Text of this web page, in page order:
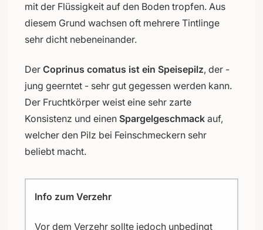
mit der Flüssigkeit auf den Boden tropfen. Aus
diesem Grund wachsen oft mehrere Tintlinge
sehr dicht nebeneinander.
Der Coprinus comatus ist ein Speisepilz, der -
jung geerntet - sehr gut gegessen werden kann.
Der Fruchtkörper weist eine sehr zarte
Konsistenz und einen Spargelgeschmack auf,
welcher den Pilz bei Feinschmeckern sehr
beliebt macht.
Info zum Verzehr
Vor dem Verzehr sollte jedoch unbedingt